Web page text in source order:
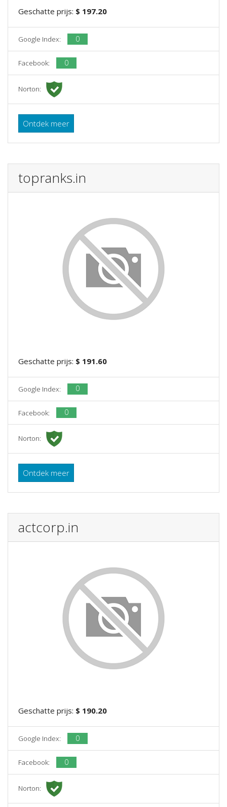
Geschatte prijs: $ 197.20
Google Index: 0
Facebook: 0
Norton:
Ontdek meer
topranks.in
Geschatte prijs: $ 191.60
Google Index: 0
Facebook: 0
Norton:
Ontdek meer
actcorp.in
Geschatte prijs: $ 190.20
Google Index: 0
Facebook: 0
Norton: